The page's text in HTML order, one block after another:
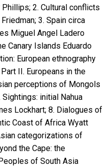
2. Cultural conflicts
3. Spain circa
Miguel Angel Ladero
Canary Islands Eduardo
European ethnography
II. Europeans in the
perceptions of Mongols
initial Nahua
Lockhart; 8. Dialogues of
Coast of Africa Wyatt
categorizations of
the Cape: the
of South Asia